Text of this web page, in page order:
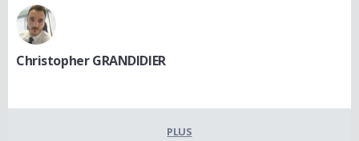
Christopher GRANDIDIER
PLUS